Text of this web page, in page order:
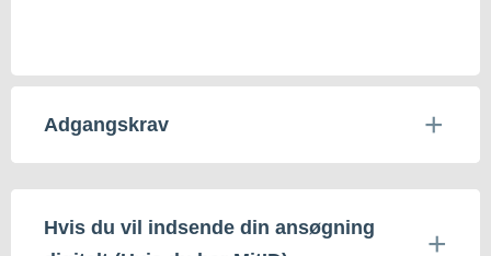
Adgangskrav
Hvis du vil indsende din ansøgning